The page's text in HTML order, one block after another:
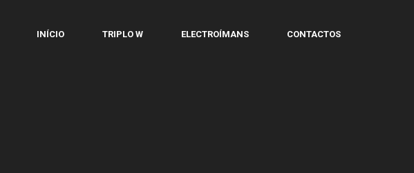
INÍCIO TRIPLO W ELECTROÍMANS CONTACTOS